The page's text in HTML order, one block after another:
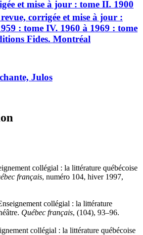
et mise à jour : tome II. 1900
corrigée et mise à jour :
: tome IV. 1960 à 1969 : tome
Fides. Montréal
Julos
collégial : la littérature québécoise
français, numéro 104, hiver 1997,
collégial : la littérature
Québec français, (104), 93–96.
collégial : la littérature québécoise